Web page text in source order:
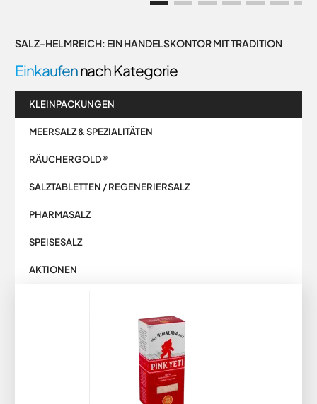
SALZ-HELMREICH: EIN HANDELSKONTOR MIT TRADITION
Einkaufennach Kategorie
KLEINPACKUNGEN
MEERSALZ & SPEZIALITÄTEN
RÄUCHERGOLD®
SALZTABLETTEN / REGENERIERSALZ
PHARMASALZ
SPEISESALZ
AKTIONEN